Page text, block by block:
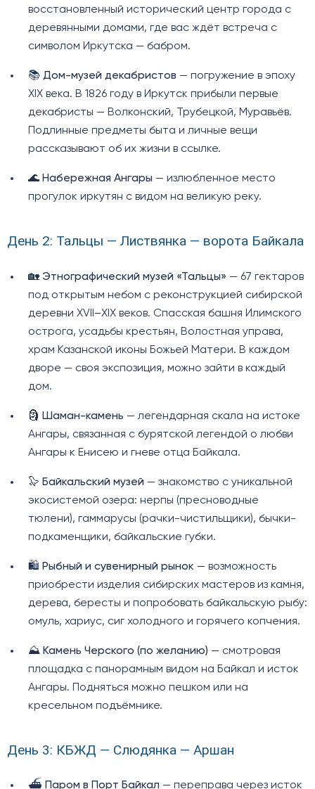
восстановленный исторический центр города с
деревянными домами, где вас ждёт встреча с
символом Иркутска — бабром.
📚 Дом-музей декабристов — погружение в эпоху
XIX века. В 1826 году в Иркутск прибыли первые
декабристы — Волконский, Трубецкой, Муравьёв.
Подлинные предметы быта и личные вещи
рассказывают об их жизни в ссылке.
🌊 Набережная Ангары — излюбленное место
прогулок иркутян с видом на великую реку.
День 2: Тальцы — Листвянка — ворота Байкала
🏡 Этнографический музей «Тальцы» — 67 гектаров
под открытым небом с реконструкцией сибирской
деревни XVII–XIX веков. Спасская башня Илимского
острога, усадьбы крестьян, Волостная управа,
храм Казанской иконы Божьей Матери. В каждом
дворе — своя экспозиция, можно зайти в каждый
дом.
🗿 Шаман-камень — легендарная скала на истоке
Ангары, связанная с бурятской легендой о любви
Ангары к Енисею и гневе отца Байкала.
🦭 Байкальский музей — знакомство с уникальной
экосистемой озера: нерпы (пресноводные
тюлени), гаммарусы (рачки-чистильщики), бычки-
подкаменщики, байкальские губки.
🛍️ Рыбный и сувенирный рынок— возможность
приобрести изделия сибирских мастеров из камня,
дерева, бересты и попробовать байкальскую рыбу:
омуль, хариус, сиг холодного и горячего копчения.
⛰️ Камень Черского (по желанию) — смотровая
площадка с панорамным видом на Байкал и исток
Ангары. Подняться можно пешком или на
кресельном подъёмнике.
День 3: КБЖД — Слюдянка — Аршан
⛴️ Паром в Порт Байкал — переправа через исток